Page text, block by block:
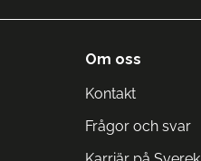
Om oss
Kontakt
Frågor och svar